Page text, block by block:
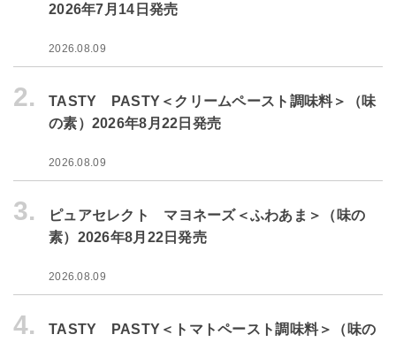
2026年7月14日発売
2026.08.09
2.
TASTY PASTY＜クリームペースト調味料＞（味
の素）2026年8月22日発売
2026.08.09
3.
ピュアセレクト マヨネーズ＜ふわあま＞（味の
素）2026年8月22日発売
2026.08.09
4.
TASTY PASTY＜トマトペースト調味料＞（味の